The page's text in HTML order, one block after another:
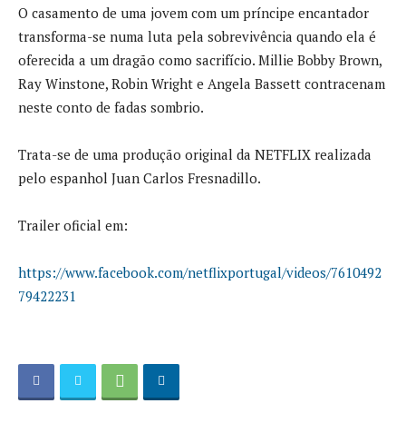
O casamento de uma jovem com um príncipe encantador
transforma-se numa luta pela sobrevivência quando ela é
oferecida a um dragão como sacrifício. Millie Bobby Brown,
Ray Winstone, Robin Wright e Angela Bassett contracenam
neste conto de fadas sombrio.
Trata-se de uma produção original da NETFLIX realizada
pelo espanhol Juan Carlos Fresnadillo.
Trailer oficial em:
https://www.facebook.com/netflixportugal/videos/7610492
79422231